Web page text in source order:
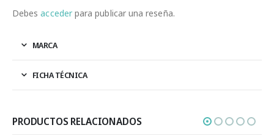
Debesaccederpara publicar una reseña.
MARCA
FICHA TÉCNICA
PRODUCTOS RELACIONADOS